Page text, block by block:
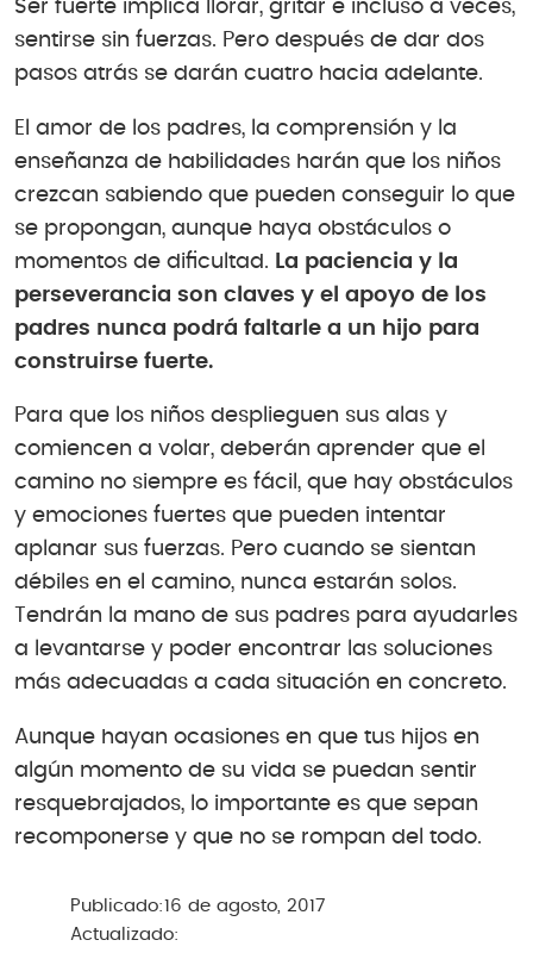
Ser fuerte implica llorar, gritar e incluso a veces,
sentirse sin fuerzas. Pero después de dar dos
pasos atrás se darán cuatro hacia adelante.
El amor de los padres, la comprensión y la
enseñanza de habilidades harán que los niños
crezcan sabiendo que pueden conseguir lo que
se propongan, aunque haya obstáculos o
momentos de dificultad. La paciencia y la
perseverancia son claves y el apoyo de los
padres nunca podrá faltarle a un hijo para
construirse fuerte.
Para que los niños desplieguen sus alas y
comiencen a volar, deberán aprender que el
camino no siempre es fácil, que hay obstáculos
y emociones fuertes que pueden intentar
aplanar sus fuerzas. Pero cuando se sientan
débiles en el camino, nunca estarán solos.
Tendrán la mano de sus padres para ayudarles
a levantarse y poder encontrar las soluciones
más adecuadas a cada situación en concreto.
Aunque hayan ocasiones en que tus hijos en
algún momento de su vida se puedan sentir
resquebrajados, lo importante es que sepan
recomponerse y que no se rompan del todo.
Publicado:16 de agosto, 2017
Actualizado: